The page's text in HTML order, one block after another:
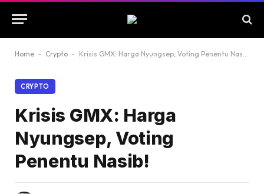
Home - Crypto - Krisis GMX: Harga Nyungsep, Voting Penentu Nasib!
CRYPTO
Krisis GMX: Harga
Nyungsep, Voting
Penentu Nasib!